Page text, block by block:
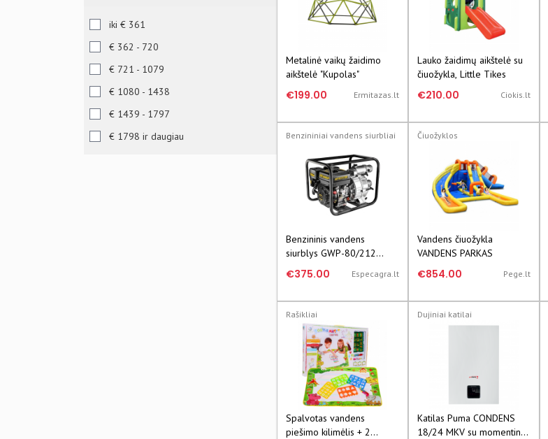
iki € 361
€ 362 - 720
€ 721 - 1079
€ 1080 - 1438
€ 1439 - 1797
€ 1798 ir daugiau
Metalinė vaikų žaidimo
aikštelė "Kupolas"
€199.00 Ermitazas.lt
Lauko žaidimų aikštelė su
čiuožykla, Little Tikes
€210.00 Ciokis.lt
Benzininiai vandens siurbliai
Benzininis vandens
siurblys GWP-80/212
46636 (puvinam vandeniu)
€375.00 Especagra.lt
Čiuožyklos
Vandens čiuožykla
VANDENS PARKAS
€854.00 Pege.lt
Rašikliai
Spalvotas vandens
piešimo kilimėlis + 2
Dujiniai katilai
Katilas Puma CONDENS
18/24 MKV su momentiniu